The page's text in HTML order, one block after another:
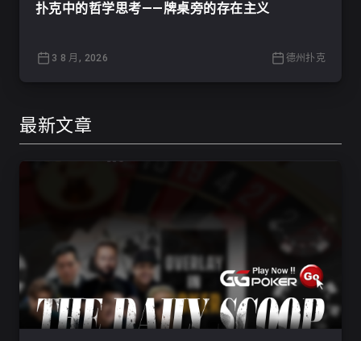
扑克中的哲学思考——牌桌旁的存在主义
3 8 月, 2026 德州扑克
最新文章